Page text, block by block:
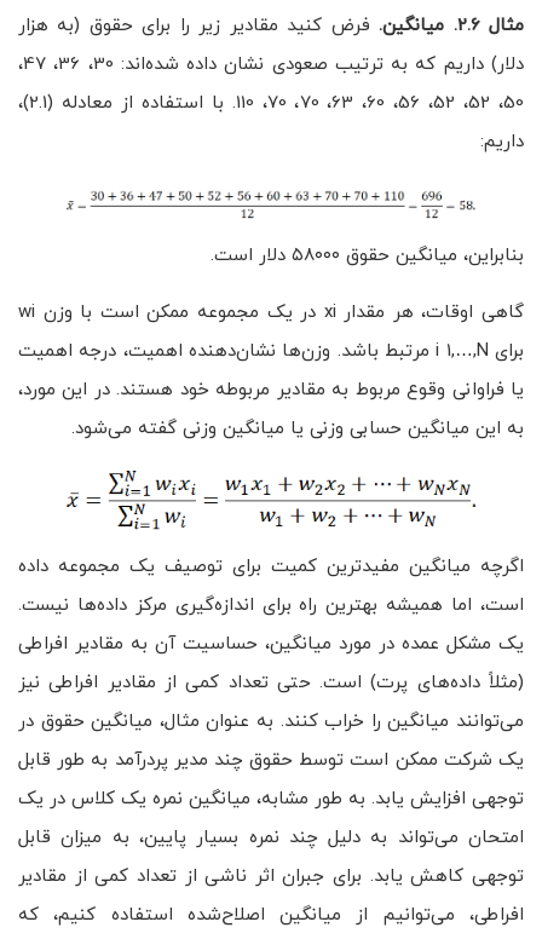
مثال 2.6. میانگین.
فرض کنید مقادیر زیر را برای حقوق (به هزار
دلار) داریم که به ترتیب صعودی نشان داده شده‌اند: 30، 36، 47،
50، 52، 52، 56، 60، 63، 70، 70، 110. با استفاده از معادله (2.1)،
داریم:
بنابراین، میانگین حقوق ۵۸۰۰۰ دلار است.
گاهی اوقات، هر مقدار xi در یک مجموعه ممکن است با وزن wi
برای i 1,…,N مرتبط باشد. وزن‌ها نشان‌دهنده اهمیت، درجه اهمیت
یا فراوانی وقوع مربوط به مقادیر مربوطه خود هستند. در این مورد،
به این میانگین حسابی وزنی یا میانگین وزنی گفته می‌شود.
اگرچه میانگین مفیدترین کمیت برای توصیف یک مجموعه داده
است، اما همیشه بهترین راه برای اندازه‌گیری مرکز داده‌ها نیست.
یک مشکل عمده در مورد میانگین، حساسیت آن به مقادیر افراطی
(مثلاً داده‌های پرت) است. حتی تعداد کمی از مقادیر افراطی نیز
می‌توانند میانگین را خراب کنند. به عنوان مثال، میانگین حقوق در
یک شرکت ممکن است توسط حقوق چند مدیر پردرآمد به طور قابل
توجهی افزایش یابد. به طور مشابه، میانگین نمره یک کلاس در یک
امتحان می‌تواند به دلیل چند نمره بسیار پایین، به میزان قابل
توجهی کاهش یابد. برای جبران اثر ناشی از تعداد کمی از مقادیر
افراطی، می‌توانیم از میانگین اصلاح‌شده استفاده کنیم، که